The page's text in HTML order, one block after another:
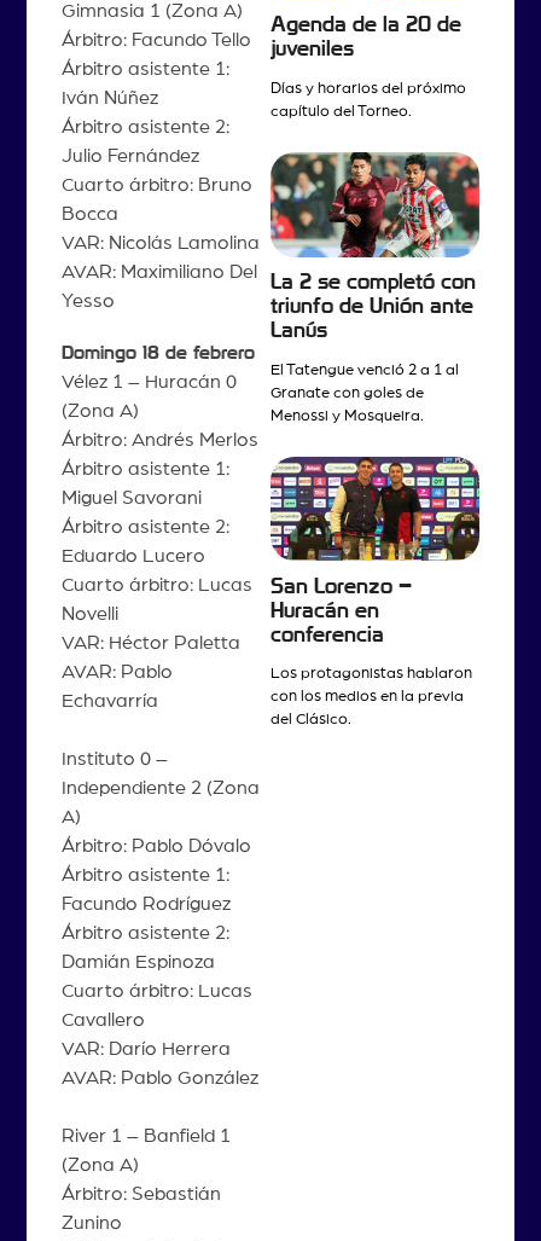
Gimnasia 1 (Zona A)
Árbitro: Facundo Tello
Árbitro asistente 1:
Iván Núñez
Árbitro asistente 2:
Julio Fernández
Cuarto árbitro: Bruno
Bocca
VAR: Nicolás Lamolina
AVAR: Maximiliano Del
Yesso
Domingo 18 de febrero
Vélez 1 – Huracán 0
(Zona A)
Árbitro: Andrés Merlos
Árbitro asistente 1:
Miguel Savorani
Árbitro asistente 2:
Eduardo Lucero
Cuarto árbitro: Lucas
Novelli
VAR: Héctor Paletta
AVAR: Pablo
Echavarría
Instituto 0 –
Independiente 2 (Zona
A)
Árbitro: Pablo Dóvalo
Árbitro asistente 1:
Facundo Rodríguez
Árbitro asistente 2:
Damián Espinoza
Cuarto árbitro: Lucas
Cavallero
VAR: Darío Herrera
AVAR: Pablo González
River 1 – Banfield 1
(Zona A)
Árbitro: Sebastián
Zunino
Agenda de la 20 de
juveniles
Días y horarios del próximo
capítulo del Torneo.
La 2 se completó con
triunfo de Unión ante
Lanús
El Tatengue venció 2 a 1 al
Granate con goles de
Menossi y Mosqueira.
San Lorenzo –
Huracán en
conferencia
Los protagonistas hablaron
con los medios en la previa
del Clásico.